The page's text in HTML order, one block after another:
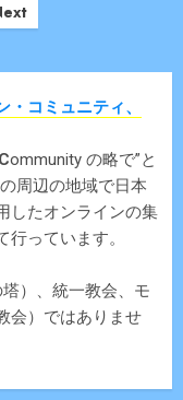
コミュニティ、
Community の略で”と
周辺の地域で日本
したオンラインの集
っています。
）、統一教会、モ
会）ではありませ